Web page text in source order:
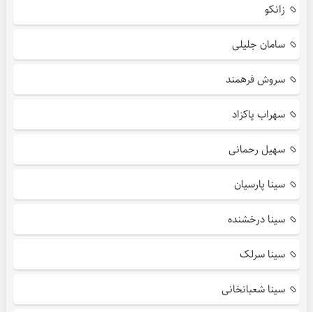
زانکو
سامان جلیلی
سروش فرهمند
سهراب پاکزاد
سهیل رحمانی
سینا پارسیان
سینا درخشنده
سینا سرلک
سینا شعبانخانی